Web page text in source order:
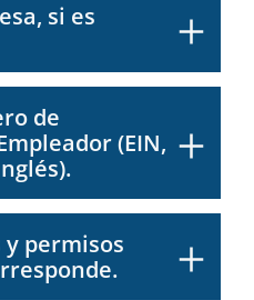
si es
de
(EIN,
permisos